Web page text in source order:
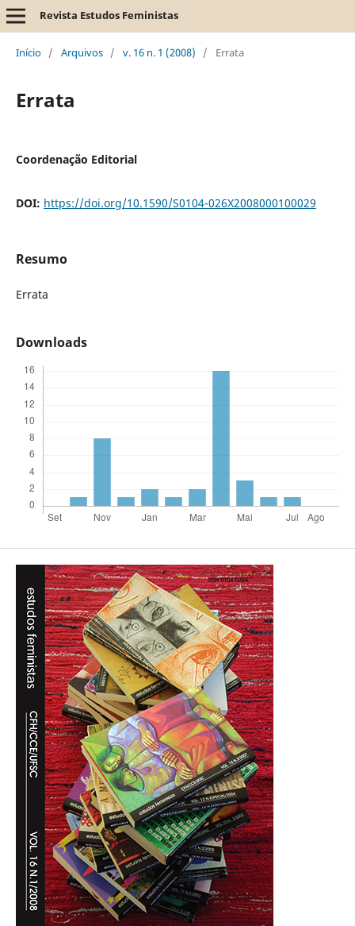
Revista Estudos Feministas
Início / Arquivos / v. 16 n. 1 (2008) / Errata
Errata
Coordenação Editorial
DOI: https://doi.org/10.1590/S0104-026X2008000100029
Resumo
Errata
Downloads